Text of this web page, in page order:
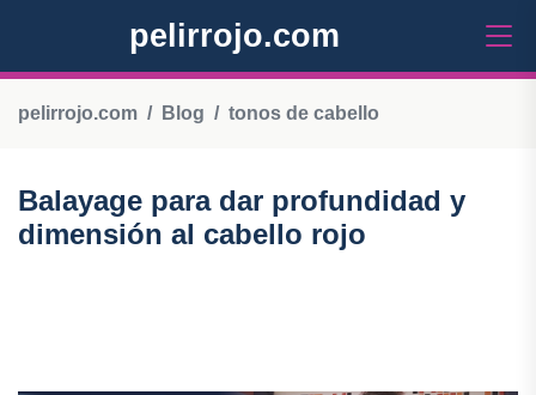
pelirrojo.com
pelirrojo.com Blog tonos de cabello
Balayage para dar profundidad y
dimensión al cabello rojo